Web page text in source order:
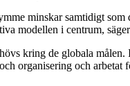
minskar samtidigt
modellen i centrum,
kring de globala målen.
organisering och